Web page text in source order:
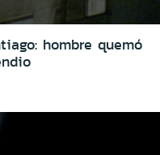
hombre quemó